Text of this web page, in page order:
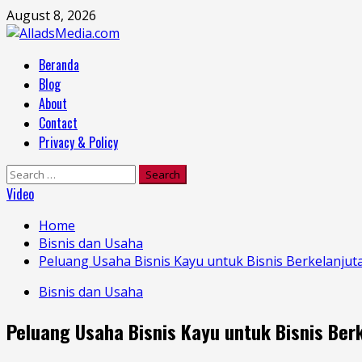
Skip
to
August 8, 2026
MenuBeranda
Blog
About
Contact
Privacy & Policy
Search
for:
Video
Home
Bisnis dan Usaha
Peluang Usaha Bisnis Kayu untuk Bisnis
Bisnis dan Usaha
Peluang Usaha Bisnis Kayu untuk Bisnis